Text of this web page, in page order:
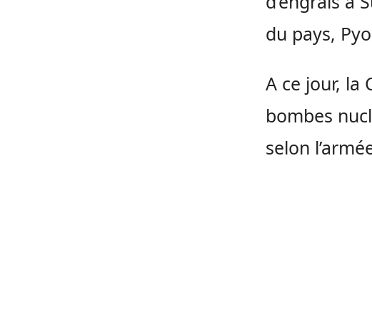
du pays,
A ce jour, la
bombes
selon